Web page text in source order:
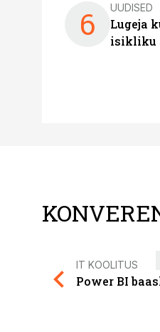
6 UUDISED
Lugeja
isikliku
IT KOOLITUS
Power BI